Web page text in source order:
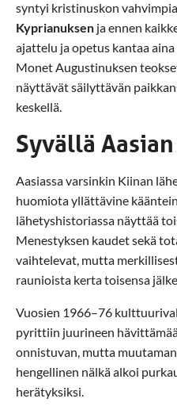
syntyi kristinuskon
Kyprianuksen ja ennen
ajattelu ja opetus kantaa aina
Monet Augustinuksen
näyttävät säilyttävän
keskellä.
Syvällä
Aasiassa varsinkin Kiinan
huomiota yllättävine
lähetyshistoriassa näyttää
Menestyksen kaudet sekä
vaihtelevat, mutta
raunioista kerta toisensa
Vuosien 1966–76
pyrittiin juurineen
onnistuvan, mutta
hengellinen nälkä alkoi
herätyksiksi.